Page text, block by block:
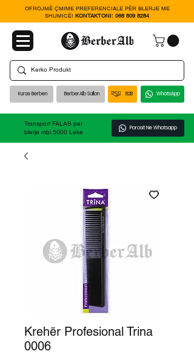
OFROJMË ÇMIME PREFERENCIALE PËR BLERJE ME
SHUMICË! KONTAKTONI: 068 809 8284
Kurse Berberi BerberAlb Sallon B2B WhatsApp
Transport FALAS per
blerje mbi 5000 Leke
Porosit Ne Whatsapp
Krehër Profesional Trina
0006